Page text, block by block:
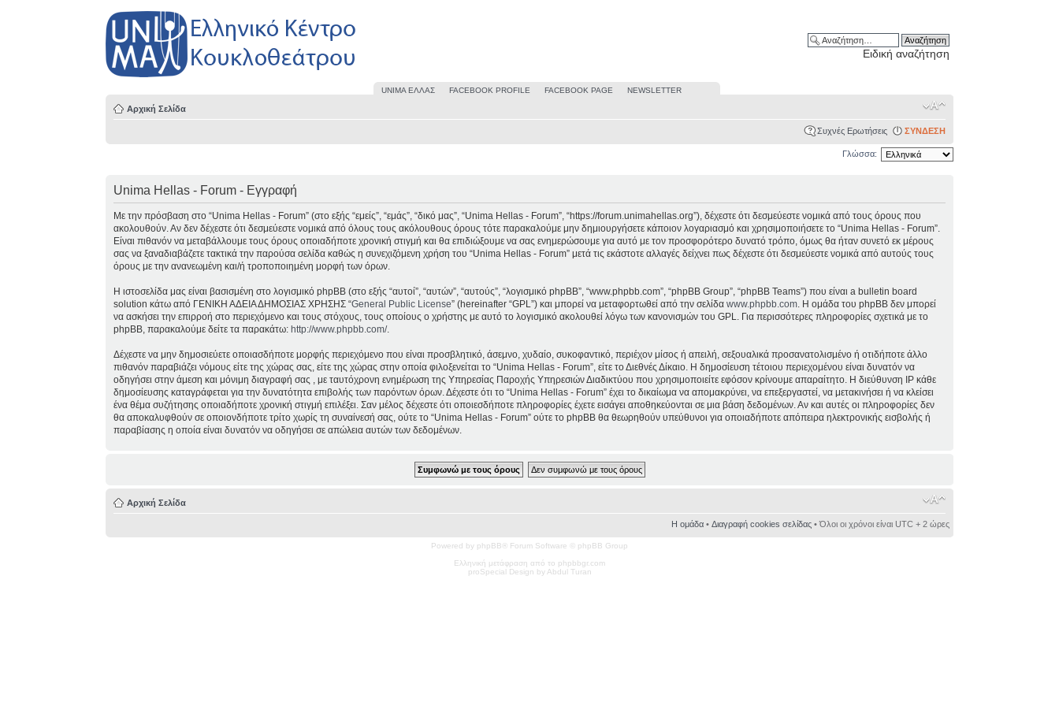
Ειδική αναζήτηση
UΝΙΜΑ ΕΛΛΑΣ FACEBOOK PROFILE FACEBOOK PAGE NEWSLETTER
Αρχική Σελίδα
Συχνές Ερωτήσεις ΣΥΝΔΕΣΗ
Γλώσσα:
Unima Hellas - Forum - Εγγραφή
Με την πρόσβαση στο “Unima Hellas - Forum” (στο εξής “εμείς”, “εμάς”, “δικό μας”, “Unima Hellas - Forum”, “https://forum.unimahellas.org”), δέχεστε ότι δεσμεύεστε νομικά από τους όρους που
ακολουθούν. Αν δεν δέχεστε ότι δεσμεύεστε νομικά από όλους τους ακόλουθους όρους τότε παρακαλούμε μην δημιουργήσετε κάποιον λογαριασμό και χρησιμοποιήσετε το “Unima Hellas - Forum”.
Είναι πιθανόν να μεταβάλλουμε τους όρους οποιαδήποτε χρονική στιγμή και θα επιδιώξουμε να σας ενημερώσουμε για αυτό με τον προσφορότερο δυνατό τρόπο, όμως θα ήταν συνετό εκ μέρους
σας να ξαναδιαβάζετε τακτικά την παρούσα σελίδα καθώς η συνεχιζόμενη χρήση του “Unima Hellas - Forum” μετά τις εκάστοτε αλλαγές δείχνει πως δέχεστε ότι δεσμεύεστε νομικά από αυτούς τους
όρους με την ανανεωμένη και/ή τροποποιημένη μορφή των όρων.
Η ιστοσελίδα μας είναι βασισμένη στο λογισμικό phpBB (στο εξής “αυτοί”, “αυτών”, “αυτούς”, “λογισμικό phpBB”, “www.phpbb.com”, “phpBB Group”, “phpBB Teams”) που είναι a bulletin board
solution κάτω από ΓΕΝΙΚΗ ΑΔΕΙΑ ΔΗΜΟΣΙΑΣ ΧΡΗΣΗΣ “General Public License” (hereinafter “GPL”) και μπορεί να μεταφορτωθεί από την σελίδαwww.phpbb.com . Η ομάδα του phpBB δεν μπορεί
να ασκήσει την επιρροή στο περιεχόμενο και τους στόχους, τους οποίους ο χρήστης με αυτό το λογισμικό ακολουθεί λόγω των κανονισμών του GPL. Για περισσότερες πληροφορίες σχετικά με το
phpBB, παρακαλούμε δείτε τα παρακάτω:http://www.phpbb.com/.
Δέχεστε να μην δημοσιεύετε οποιασδήποτε μορφής περιεχόμενο που είναι προσβλητικό, άσεμνο, χυδαίο, συκοφαντικό, περιέχον μίσος ή απειλή, σεξουαλικά προσανατολισμένο ή οτιδήποτε άλλο
πιθανόν παραβιάζει νόμους είτε της χώρας σας, είτε της χώρας στην οποία φιλοξενείται το “Unima Hellas - Forum”, είτε το Διεθνές Δίκαιο. Η δημοσίευση τέτοιου περιεχομένου είναι δυνατόν να
οδηγήσει στην άμεση και μόνιμη διαγραφή σας , με ταυτόχρονη ενημέρωση της Υπηρεσίας Παροχής Υπηρεσιών Διαδικτύου που χρησιμοποιείτε εφόσον κρίνουμε απαραίτητο. Η διεύθυνση IP κάθε
δημοσίευσης καταγράφεται για την δυνατότητα επιβολής των παρόντων όρων. Δέχεστε ότι το “Unima Hellas - Forum” έχει το δικαίωμα να απομακρύνει, να επεξεργαστεί, να μετακινήσει ή να κλείσει
ένα θέμα συζήτησης οποιαδήποτε χρονική στιγμή επιλέξει. Σαν μέλος δέχεστε ότι οποιεσδήποτε πληροφορίες έχετε εισάγει αποθηκεύονται σε μια βάση δεδομένων. Αν και αυτές οι πληροφορίες δεν
θα αποκαλυφθούν σε οποιονδήποτε τρίτο χωρίς τη συναίνεσή σας, ούτε το “Unima Hellas - Forum” ούτε το phpBB θα θεωρηθούν υπεύθυνοι για οποιαδήποτε απόπειρα ηλεκτρονικής εισβολής ή
παραβίασης η οποία είναι δυνατόν να οδηγήσει σε απώλεια αυτών των δεδομένων.
Αρχική Σελίδα
Η ομάδα• Διαγραφή cookies σελίδας• Όλοι οι χρόνοι είναι UTC + 2 ώρες
Powered by phpBB® Forum Software © phpBB Group
Ελληνική μετάφραση από το phpbbgr.com
proSpecial Design by Abdul Turan